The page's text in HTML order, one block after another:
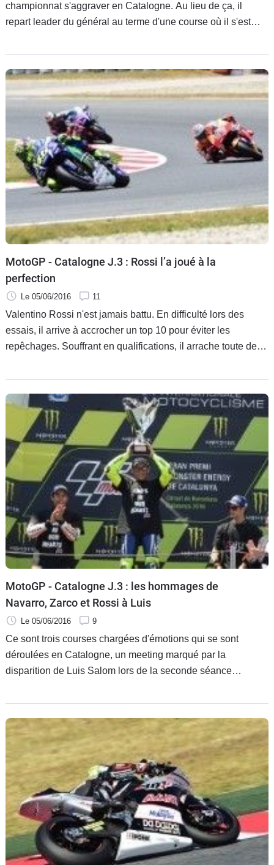
championnat s'aggraver en Catalogne. Au lieu de ça, il
repart leader du général au terme d'une course où il s'est
décidément haute en émotions.
MotoGP - Catalogne J.3 : Rossi l’a joué à la
perfection
Le 05/06/2016 11
Valentino Rossi n'est jamais battu. En difficulté lors des
essais, il arrive à accrocher un top 10 pour éviter les
repêchages. Souffrant en qualifications, il arrache toute de
semble souffrir et le dimanche matin elle est comme en
forme.
MotoGP - Catalogne J.3 : les hommages de
Navarro, Zarco et Rossi à Luis
Le 05/06/2016 9
Ce sont trois courses chargées d'émotions qui se sont
déroulées en Catalogne, un meeting marqué par la
disparition de Luis Salom lors de la seconde séance
après la décision de la commission de sécurité de changer
la configuration du tracé, la famille du MotoGP a su se
concentrer sur l'essentiel pour offrir un spectacle que Luis
Salom aurait savouré.